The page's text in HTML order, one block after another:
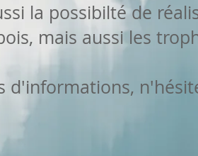
la possibilté de
mais aussi les
d'informations,